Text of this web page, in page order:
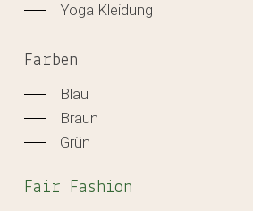
Yoga Kleidung
Farben
Blau
Braun
Grün
Fair Fashion